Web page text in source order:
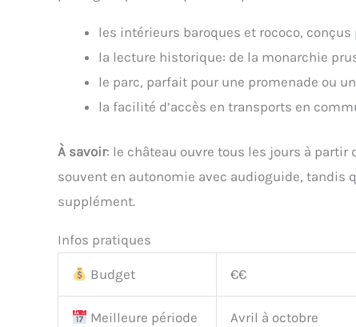
les intérieurs baroques et rococo,
la lecture historique: de la monarchie
le parc, parfait pour une promenade ou
la facilité d’accès en transports en
À savoir: le château ouvre tous les jours à partir
souvent en autonomie avec audioguide,
supplément.
Infos pratiques
Budget €€
Meilleure période Avril à octobre